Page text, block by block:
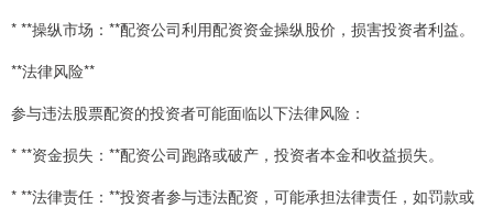
* **操纵市场：**配资公司利用配资资金操纵股价，损害投资者利益。
**法律风险**
参与违法股票配资的投资者可能面临以下法律风险：
* **资金损失：**配资公司跑路或破产，投资者本金和收益损失。
* **法律责任：**投资者参与违法配资，可能承担法律责任，如罚款或